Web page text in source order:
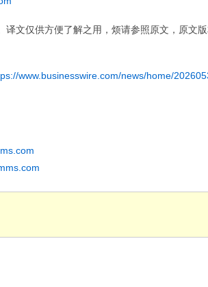
文仅供方便了解之用，烦请参照原文，原文
www.businesswire.com/news/home/